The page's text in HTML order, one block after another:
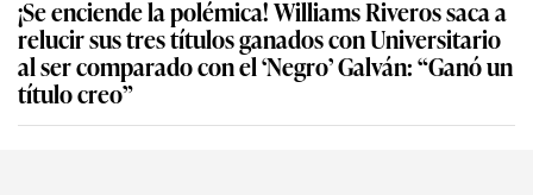
¡Se enciende la polémica! Williams Riveros saca a
relucir sus tres títulos ganados con Universitario
al ser comparado con el ‘Negro’ Galván: “Ganó un
título creo”